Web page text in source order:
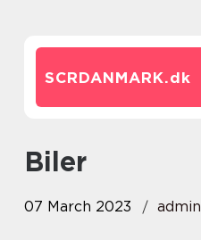
SCRDANMARK.dk
biler
07 March 2023 admin